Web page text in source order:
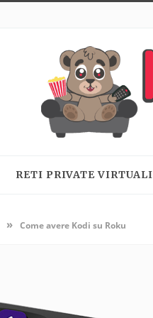
RETI PRIVATE VIRTUALI
» Come avere Kodi su Roku